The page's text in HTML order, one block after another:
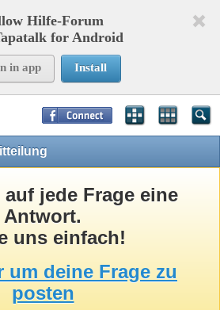
Hilfe-Forum
for Android
in app Install
jede Frage eine
Antwort.
uns einfach!
um deine Frage zu
posten